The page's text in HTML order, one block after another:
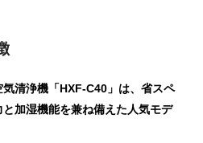
清浄機「HXF-C40」は、省スペ
加湿機能を兼ね備えた人気モデ